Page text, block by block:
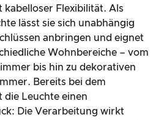
kabelloser Flexibilität. Als
lässt sie sich unabhängig
anbringen und eignet
Wohnbereiche – vom
bis hin zu dekorativen
Bereits bei dem
die Leuchte einen
Die Verarbeitung wirkt